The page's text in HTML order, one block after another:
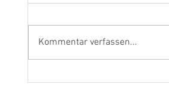
Kommentar verfassen...